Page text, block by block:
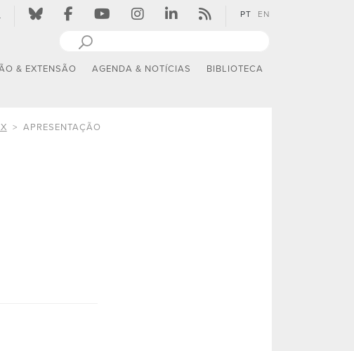
PT EN
& EXTENSÃO AGENDA & NOTÍCIAS BIBLIOTECA
APRESENTAÇÃO